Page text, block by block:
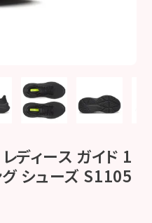
ディース ガイド 1
シューズ S1105